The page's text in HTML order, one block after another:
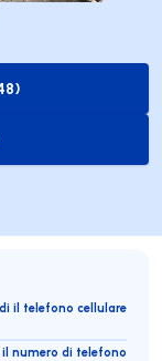
il telefono cellulare
il numero di telefono